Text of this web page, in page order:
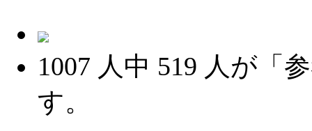
1007 人中 519 人が「
す。